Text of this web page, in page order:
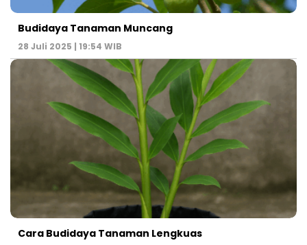
Budidaya Tanaman Muncang
28 Juli 2025 | 19:54 WIB
Cara Budidaya Tanaman Lengkuas